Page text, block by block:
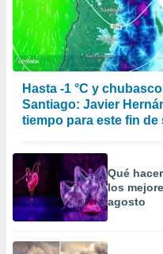
Hasta -1 °C y
Santiago: Javier
tiempo para este fin de
Qué
los
agosto